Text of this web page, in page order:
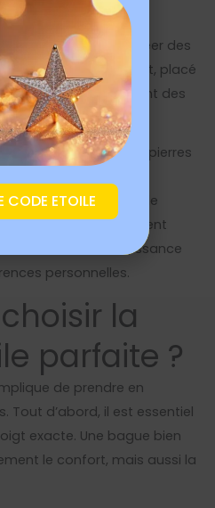
ou d’autres pierres
étoile permet de créer des
Un diamant, placé
imiter l’éclat scintillant des
également des pierres
que le saphir,
ajouter une touche de
Ces pierres peuvent
des mois de naissance
personnelles.
la
parfaite ?
de prendre en
Tout d’abord, il est essentiel
exacte. Une bague bien
le confort, mais aussi la
CODE ETOILE